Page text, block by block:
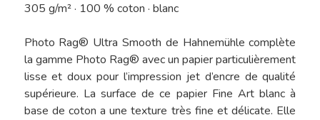
305 g/m² · 100 % coton · blanc
Photo Rag® Ultra Smooth de Hahnemühle complète
la gamme Photo Rag® avec un papier particulièrement
lisse et doux pour l’impression jet d’encre de qualité
supérieure. La surface de ce papier Fine Art blanc à
base de coton a une texture très fine et délicate. Elle